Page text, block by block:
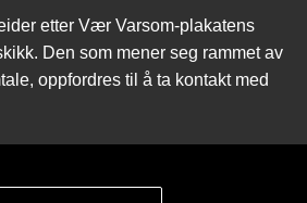
etter Vær Varsom-plakatens
Den som mener seg rammet av
oppfordres til å ta kontakt med